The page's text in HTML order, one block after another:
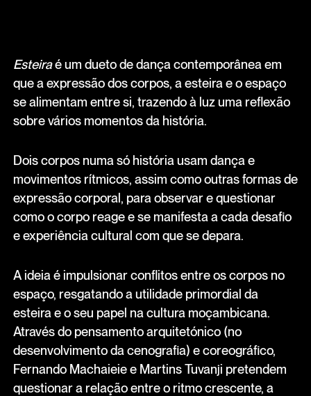
Esteiraé um dueto de dança contemporânea em
que a expressão dos corpos, a esteira e o espaço
se alimentam entre si, trazendo à luz uma reflexão
sobre vários momentos da história.
Dois corpos numa só história usam dança e
movimentos rítmicos, assim como outras formas de
expressão corporal, para observar e questionar
como o corpo reage e se manifesta a cada desafio
e experiência cultural com que se depara.
A ideia é impulsionar conflitos entre os corpos no
espaço, resgatando a utilidade primordial da
esteira e o seu papel na cultura moçambicana.
Através do pensamento arquitetónico (no
desenvolvimento da cenografia) e coreográfico,
Fernando Machaieie e Martins Tuvanji pretendem
questionar a relação entre o ritmo crescente, a